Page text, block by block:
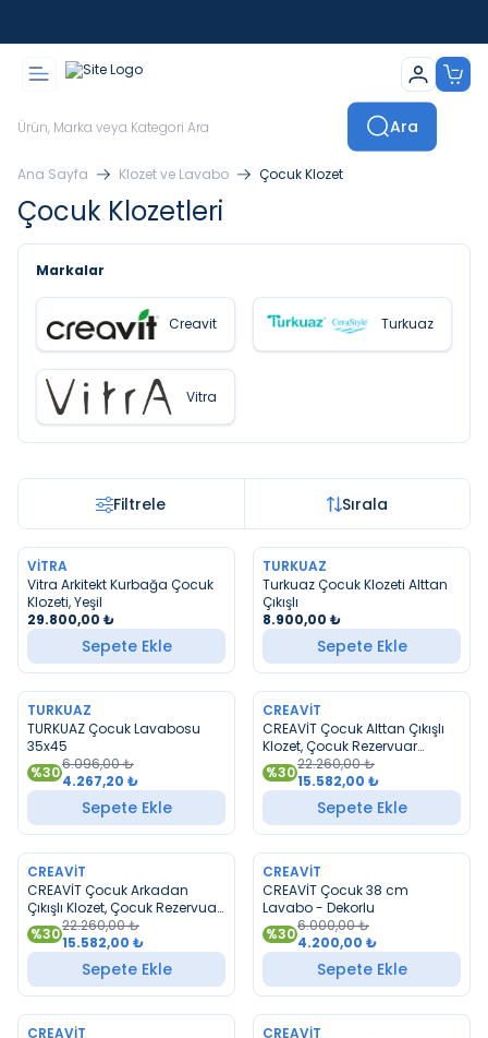
Ara
Ana Sayfa Klozet ve Lavabo Çocuk Klozet
Çocuk Klozetleri
Markalar
Creavit Turkuaz
Vitra
Filtrele Sırala
YENI
VITRA
Vitra Arkitekt Kurbağa Çocuk
Klozeti, Yeşil
29.800,00 ₺
Sepete Ekle
YENI
TURKUAZ
Turkuaz Çocuk Klozeti Alttan
Çıkışlı
8.900,00 ₺
Sepete Ekle
YENI
TURKUAZ
TURKUAZ Çocuk Lavabosu
35x45
%306.096,00₺
4.267,20 ₺
Sepete Ekle
YENI
CREAVIT
CREAVİT Çocuk Alttan Çıkışlı
Klozet, Çocuk Rezervuar
Dekorlu, Çocuk İç Takım,
Çocuk Duroplast Yavaş
Kapak
%3022.260,00₺
15.582,00 ₺
Sepete Ekle
YENI
CREAVIT
CREAVİT Çocuk Arkadan
Çıkışlı Klozet, Çocuk Rezervuar
Dekorlu, Çocuk İç Takım,
Çocuk Duroplast Yavaş
Kapak
%3022.260,00₺
15.582,00 ₺
Sepete Ekle
YENI
CREAVIT
CREAVİT Çocuk 38 cm
Lavabo - Dekorlu
%306.000,00₺
4.200,00 ₺
Sepete Ekle
CREAVIT
CREAVIT